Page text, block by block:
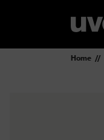
Home